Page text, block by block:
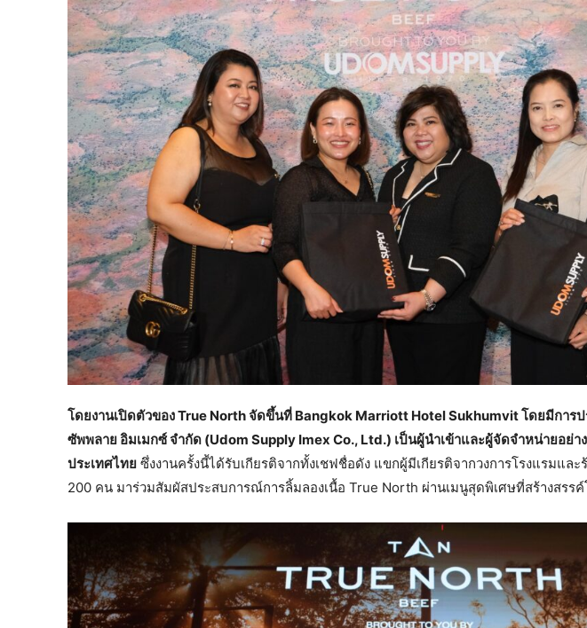
โดยงานเปิดตัวของTrue North จัดขึ้นที่ Bangkok Marriott Hotel Sukhumvit โดยมีการ
ซัพพลาย อิมเมกซ์ จำกัด (Udom Supply Imex Co., Ltd.) เป็นผู้นำเข้าและผู้จัดจำหน่ายอย่า
ประเทศไทย ซึ่งงานครั้งนี้ได้รับเกียรติจากทั้งเชฟชื่อดัง แขกผู้มีเกียรติจากวงการโรงแรมและ
200 คน มาร่วมสัมผัสประสบการณ์การลิ้มลองเนื้อ True North ผ่านเมนูสุดพิเศษที่สร้างสรร